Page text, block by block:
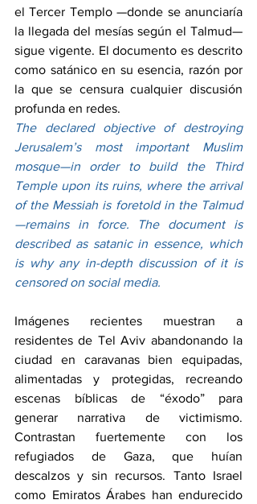
el Tercer Templo —donde se anunciaría
la llegada del mesías según el Talmud—
sigue vigente. El documento es descrito
como satánico en su esencia, razón por
la que se censura cualquier discusión
profunda en redes.
The declared objective of destroying
Jerusalem’s most important Muslim
mosque—in order to build the Third
Temple upon its ruins, where the arrival
of the Messiah is foretold in the Talmud
—remains in force. The document is
described as satanic in essence, which
is why any in-depth discussion of it is
censored on social media.
Imágenes recientes muestran a
residentes de Tel Aviv abandonando la
ciudad en caravanas bien equipadas,
alimentadas y protegidas, recreando
escenas bíblicas de “éxodo” para
generar narrativa de victimismo.
Contrastan fuertemente con los
refugiados de Gaza, que huían
descalzos y sin recursos. Tanto Israel
como Emiratos Árabes han endurecido